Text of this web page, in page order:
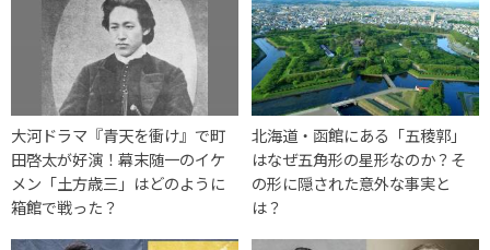
大河ドラマ『青天を衝け』で町
田啓太が好演！幕末随一のイケ
メン「土方歳三」はどのように
箱館で戦った？
北海道・函館にある「五稜郭」
はなぜ五角形の星形なのか？そ
の形に隠された意外な事実と
は？